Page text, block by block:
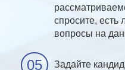
спросите, есть
вопросы на
Задайте